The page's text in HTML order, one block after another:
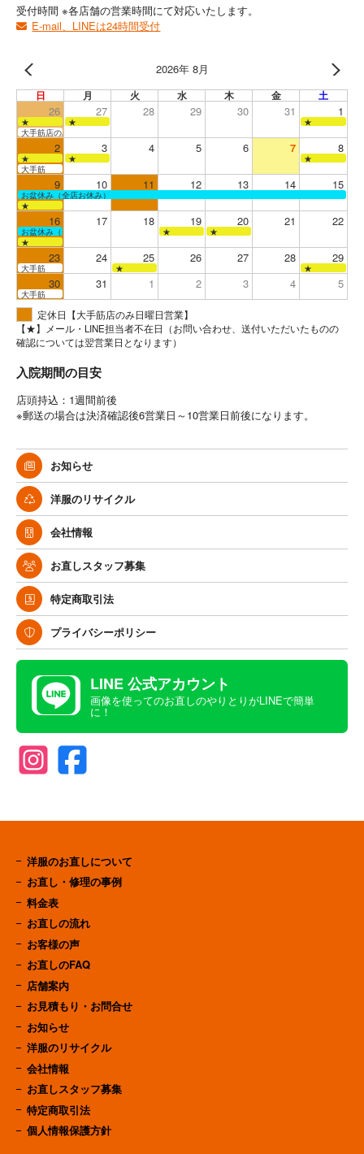
受付時間 ※各店舗の営業時間にて対応いたします。
E-mail、LINEは24時間受付
2026年 8月
日 月 火 水 木 金 土
26 27 28 29 30 31 1
★ ★
★
大手筋店のみ営業
2 3 4 5 6 7 8
★ ★
★
大手筋
9 10 11 12 13 14 15
お盆休み（全店お休み）
★
16 17 18 19 20 21 22
お盆休み（全店お休み） ★
★
★
23 24 25 26 27 28 29
大手筋 ★ ★
30 31 1 2 3 4 5
大手筋
定休日【大手筋店のみ日曜日営業】
【★】メール・LINE担当者不在日（お問い合わせ、送付いただいたものの
確認については翌営業日となります）
入院期間の目安
店頭持込：1週間前後
※郵送の場合は決済確認後6営業日～10営業日前後になります。
お知らせ
洋服のリサイクル
会社情報
お直しスタッフ募集
特定商取引法
プライバシーポリシー
LINE 公式アカウント
画像を使ってのお直しのやりとりがLINEで簡単
に！
洋服のお直しについて
お直し・修理の事例
料金表
お直しの流れ
お客様の声
お直しのFAQ
店舗案内
お見積もり・お問合せ
お知らせ
洋服のリサイクル
会社情報
お直しスタッフ募集
特定商取引法
個人情報保護方針